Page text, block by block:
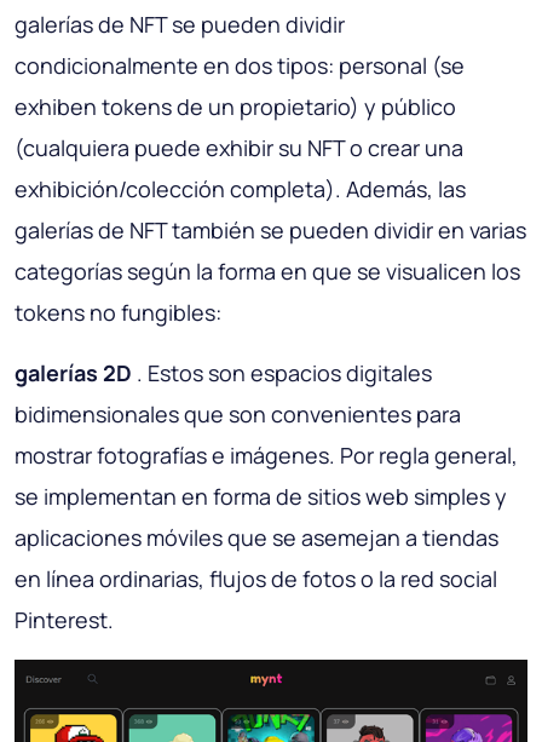
galerías de NFT se pueden dividir
condicionalmente en dos tipos: personal (se
exhiben tokens de un propietario) y público
(cualquiera puede exhibir su NFT o crear una
exhibición/colección completa). Además, las
galerías de NFT también se pueden dividir en varias
categorías según la forma en que se visualicen los
tokens no fungibles:
galerías 2D . Estos son espacios digitales
bidimensionales que son convenientes para
mostrar fotografías e imágenes. Por regla general,
se implementan en forma de sitios web simples y
aplicaciones móviles que se asemejan a tiendas
en línea ordinarias, flujos de fotos o la red social
Pinterest.